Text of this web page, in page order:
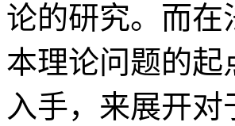
论的研究。而
本理论问题的
入手，来展开